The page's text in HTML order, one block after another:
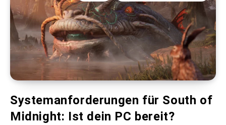
Systemanforderungen für South of
Midnight: Ist dein PC bereit?